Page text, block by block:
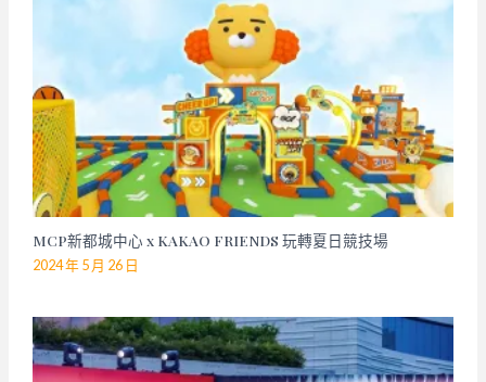
MCP新都城中心 x KAKAO FRIENDS 玩轉夏日競技場
2024 年 5 月 26 日